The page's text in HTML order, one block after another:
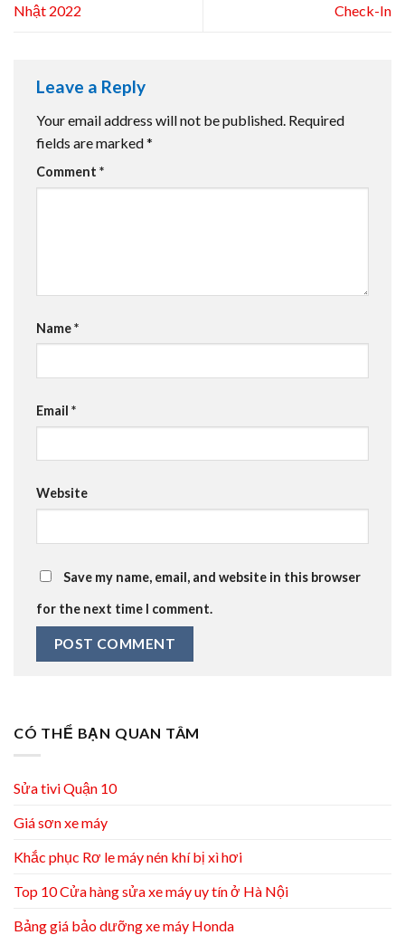
Nhật 2022
Check-In
Leave a Reply
Your email address will not be published. Required
fields are marked*
Comment *
Name*
Email *
Website
Save my name, email, and website in this browser
for the next time I comment.
CÓ THỂ BẠN QUAN TÂM
Sửa tivi Quận 10
Giá sơn xe máy
Khắc phục Rơ le máy nén khí bị xì hơi
Top 10 Cửa hàng sửa xe máy uy tín ở Hà Nội
Bảng giá bảo dưỡng xe máy Honda